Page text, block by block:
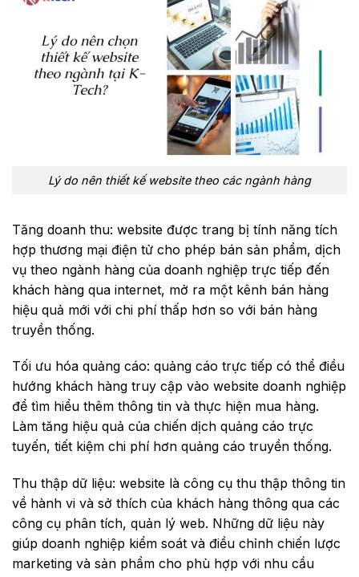
Lý do nên thiết kế website theo các ngành hàng
Tăng doanh thu: website được trang bị tính năng tích
hợp thương mại điện tử cho phép bán sản phẩm, dịch
vụ theo ngành hàng của doanh nghiệp trực tiếp đến
khách hàng qua internet, mở ra một kênh bán hàng
hiệu quả mới với chi phí thấp hơn so với bán hàng
truyền thống.
Tối ưu hóa quảng cáo: quảng cáo trực tiếp có thể điều
hướng khách hàng truy cập vào website doanh nghiệp
để tìm hiểu thêm thông tin và thực hiện mua hàng.
Làm tăng hiệu quả của chiến dịch quảng cáo trực
tuyến, tiết kiệm chi phí hơn quảng cáo truyền thống.
Thu thập dữ liệu: website là công cụ thu thập thông tin
về hành vi và sở thích của khách hàng thông qua các
công cụ phân tích, quản lý web. Những dữ liệu này
giúp doanh nghiệp kiểm soát và điều chỉnh chiến lược
marketing và sản phẩm cho phù hợp với nhu cầu